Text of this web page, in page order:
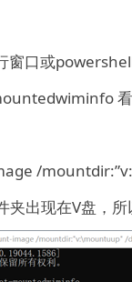
窗口或
/
夹出现在V盘，